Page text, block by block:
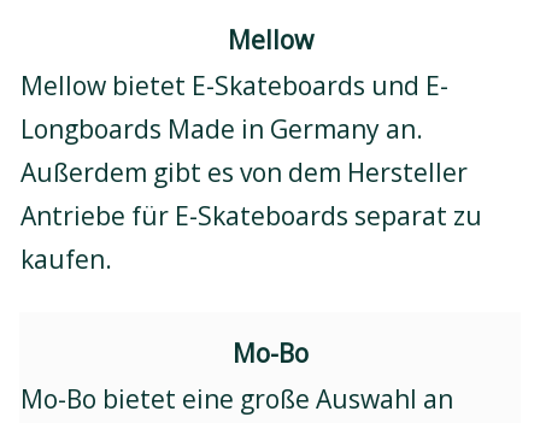
Mellow
Mellow bietet E-Skateboards und E-
Longboards Made in Germany an.
Außerdem gibt es von dem Hersteller
Antriebe für E-Skateboards separat zu
kaufen.
Mo-Bo
Mo-Bo bietet eine große Auswahl an